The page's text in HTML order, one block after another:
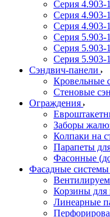
Серия 4.903-
Серия 4.903-
Серия 4.903-
Серия 5.903-
Серия 5.903-
Серия 5.903-
Сэндвич-панели
Кровельные
Стеновые
Ограждения
Заборы
Колпаки на
Парапеты
Фасонные
Фасадные системы
Корзины для
Линеарные